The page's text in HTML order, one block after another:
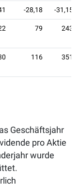
-28,18 -31,15
79 243
116 351
Geschäftsjahr
pro Aktie
wurde